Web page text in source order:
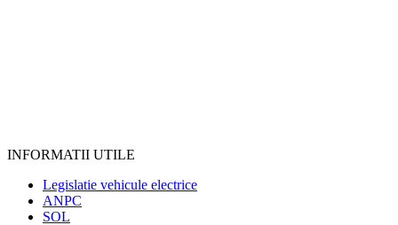
INFORMATII UTILE
Legislatie vehicule electrice
ANPC
SOL